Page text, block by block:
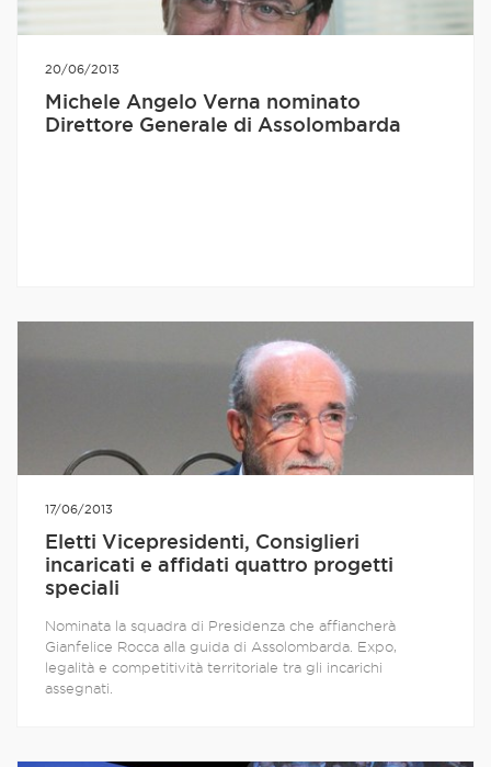
20/06/2013
Michele Angelo Verna nominato
Direttore Generale di Assolombarda
17/06/2013
Eletti Vicepresidenti, Consiglieri
incaricati e affidati quattro progetti
speciali
Nominata la squadra di Presidenza che affiancherà
Gianfelice Rocca alla guida di Assolombarda. Expo,
legalità e competitività territoriale tra gli incarichi
assegnati.